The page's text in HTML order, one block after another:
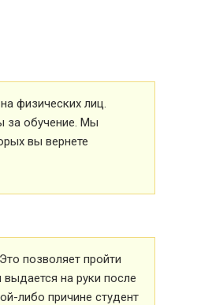
физических лиц.
за обучение. Мы
вы вернете
позволяет пройти
на руки после
либо причине студент